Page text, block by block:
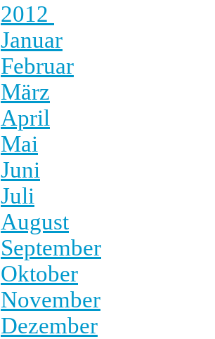
2012
Januar
Februar
März
April
Mai
Juni
Juli
August
September
Oktober
November
Dezember